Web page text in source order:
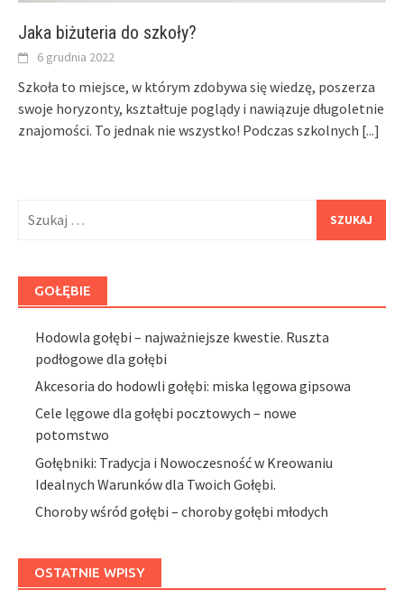
Jaka biżuteria do szkoły?
6 grudnia 2022
Szkoła to miejsce, w którym zdobywa się wiedzę, poszerza
swoje horyzonty, kształtuje poglądy i nawiązuje długoletnie
znajomości. To jednak nie wszystko! Podczas szkolnych [...]
GOŁĘBIE
Hodowla gołębi – najważniejsze kwestie. Ruszta
podłogowe dla gołębi
Akcesoria do hodowli gołębi: miska lęgowa gipsowa
Cele lęgowe dla gołębi pocztowych – nowe
potomstwo
Gołębniki: Tradycja i Nowoczesność w Kreowaniu
Idealnych Warunków dla Twoich Gołębi.
Choroby wśród gołębi – choroby gołębi młodych
OSTATNIE WPISY